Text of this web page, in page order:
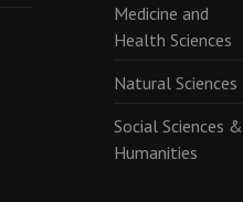
Medicine and
Health Sciences
Natural Sciences
Social Sciences &
Humanities